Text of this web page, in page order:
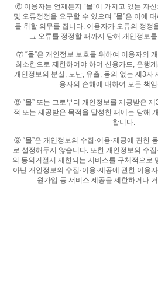
⑥ 이용자는 언제든지 “몰”이 가지고 있는 자
및 오류정정을 요구할 수 있으며 “몰”은 이에
를 취할 의무를 집니다. 이용자가 오류의 정정
그 오류를 정정할 때까지 당해 개인정보
⑦ “몰”은 개인정보 보호를 위하여 이용자의
최소한으로 제한하여야 하며 신용카드, 은행
개인정보의 분실, 도난, 유출, 동의 없는 제3자
용자의 손해에 대하여 모든 책
⑧ “몰” 또는 그로부터 개인정보를 제공받은
적 또는 제공받은 목적을 달성한 때에는 당해
합니다.
⑨ “몰”은 개인정보의 수집·이용·제공에 관한
로 설정해두지 않습니다. 또한 개인정보의 수
의 동의거절시 제한되는 서비스를 구체적으로
아닌 개인정보의 수집·이용·제공에 관한 이용
원가입 등 서비스 제공을 제한하거나